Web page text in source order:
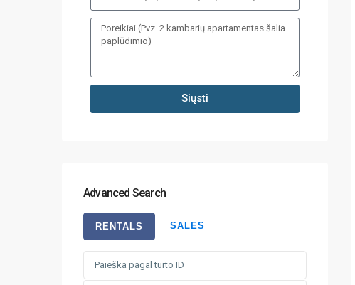
Siųsti
Advanced Search
RENTALS SALES